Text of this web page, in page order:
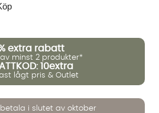
extra rabatt
minst 2 produkter*
10extra
lågt pris & Outlet
i slutet av oktober
på dina frågor. Konversationen
för att kunna hjälpa dig. Vi delar
med tredje part. Läs mer i vår
att konversationen sparas